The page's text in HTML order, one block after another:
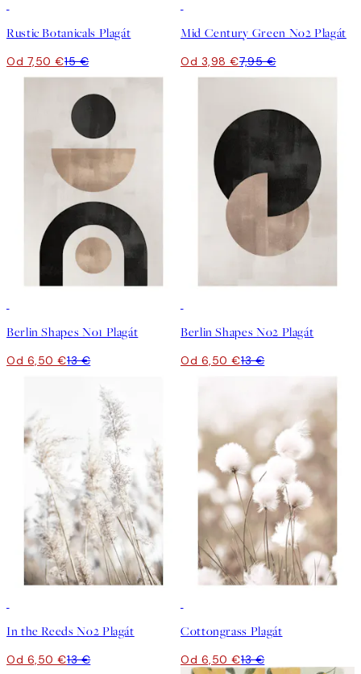
Rustic Botanicals Plagát
Od 7,50 €15 €
Mid Century Green No2 Plagát
Od 3,98 €7,95 €
Berlin Shapes No1 Plagát
Od 6,50 €13 €
Berlin Shapes No2 Plagát
Od 6,50 €13 €
In the Reeds No2 Plagát
Od 6,50 €13 €
Cottongrass Plagát
Od 6,50 €13 €